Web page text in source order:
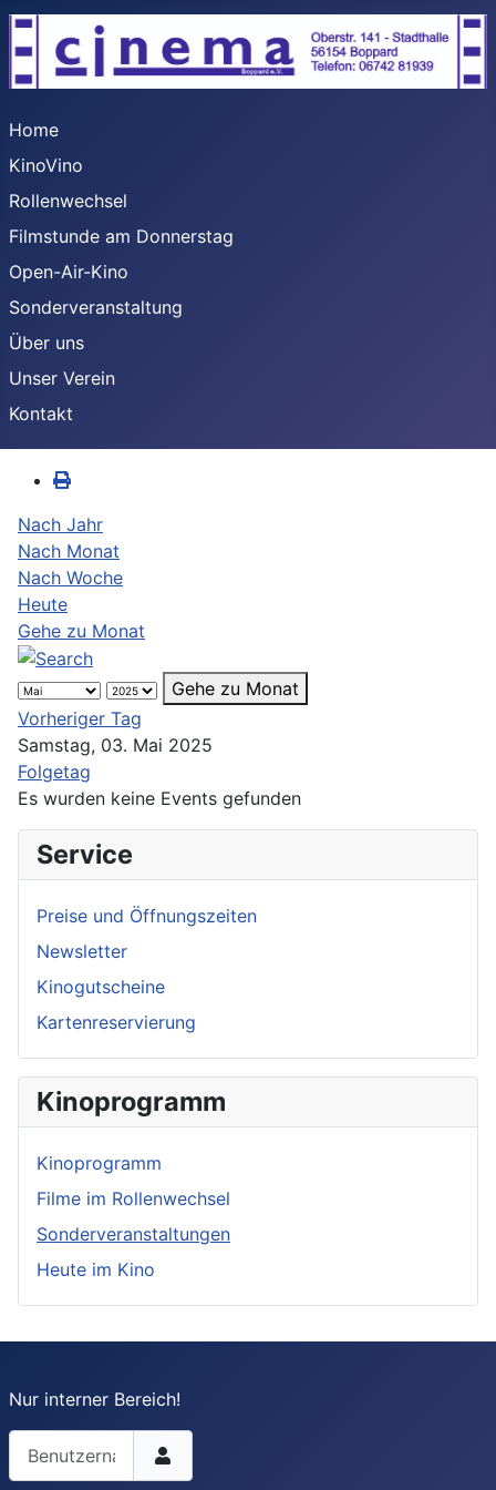
Home
KinoVino
Rollenwechsel
Filmstunde am Donnerstag
Open-Air-Kino
Sonderveranstaltung
Über uns
Unser Verein
Kontakt
Nach Jahr
Nach Monat
Nach Woche
Heute
Gehe zu Monat
Gehe zu Monat
Vorheriger Tag
Samstag, 03. Mai 2025
Folgetag
Es wurden keine Events gefunden
Service
Preise und Öffnungszeiten
Newsletter
Kinogutscheine
Kartenreservierung
Kinoprogramm
Kinoprogramm
Filme im Rollenwechsel
Sonderveranstaltungen
Heute im Kino
Nur interner Bereich!